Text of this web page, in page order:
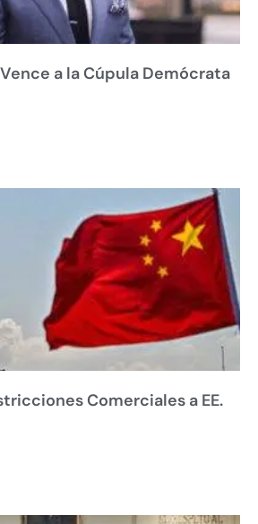
a la Cúpula Demócrata
Comerciales a EE.